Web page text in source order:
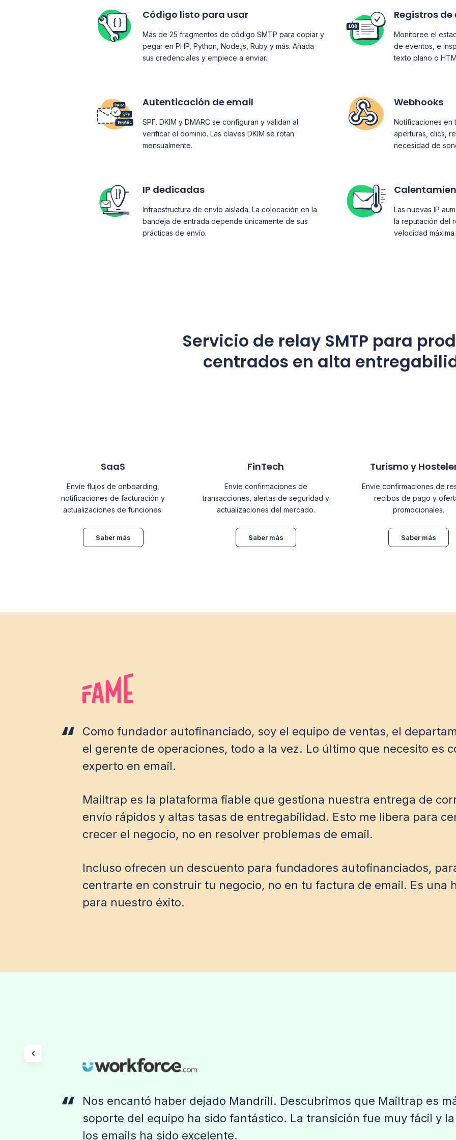
Código listo para usar
Más de 25 fragmentos de código SMTP para copiar y
pegar en PHP, Python, Node.js, Ruby y más. Añada
sus credenciales y empiece a enviar.
Registros de
Monitoree el
de eventos, e
texto plano o
Autenticación de email
SPF, DKIM y DMARC se configuran y validan al
verificar el dominio. Las claves DKIM se rotan
mensualmente.
Webhooks
Notificaciones en
aperturas, clics,
necesidad de
IP dedicadas
Infraestructura de envío aislada. La colocación en la
bandeja de entrada depende únicamente de sus
prácticas de envío.
Las nuevas IP
la reputación del
velocidad máxima.
Servicio de relay SMTP para
centrados en alta
SaaS
Envíe flujos de onboarding,
notificaciones de facturación y
actualizaciones de funciones.
Saber más
FinTech
Envíe confirmaciones de
transacciones, alertas de seguridad y
actualizaciones del mercado.
Saber más
Turismo y
Envíe confirmaciones de
recibos de pago y
promocionales.
Saber más
Como fundador autofinanciado, soy el equipo de ventas, el
el gerente de operaciones, todo a la vez. Lo último que necesito es
experto en email.
Mailtrap es la plataforma fiable que gestiona nuestra entrega de
envío rápidos y altas tasas de entregabilidad. Esto me libera para
crecer el negocio, no en resolver problemas de email.
Incluso ofrecen un descuento para fundadores autofinanciados,
centrarte en construir tu negocio, no en tu factura de email. Es una
para nuestro éxito.
Nos encantó haber dejado Mandrill. Descubrimos que Mailtrap es
soporte del equipo ha sido fantástico. La transición fue muy fácil y
los emails ha sido excelente.